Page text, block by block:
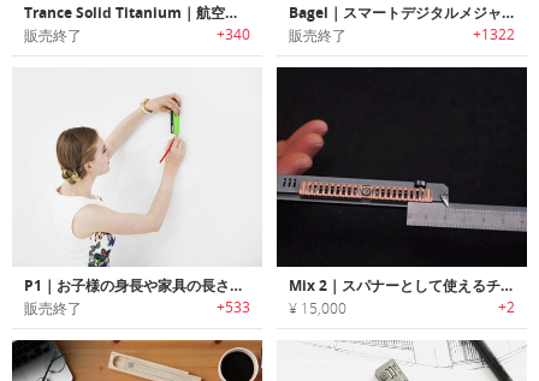
Trance Solid Titanium｜航空宇宙グレードチタン製ルーラー「トランスソリッドチタニウム」
販売終了 +340
Bagel｜スマートデジタルメジャー「ベーグル」
販売終了 +1322
P1｜お子様の身長や家具の長さを瞬時に計測可能なレーザー式スマートメジャー「ピーワン」
販売終了 +533
Mix 2｜スパナーとして使えるチタン製EDCルーラー
¥ 15,000 +2